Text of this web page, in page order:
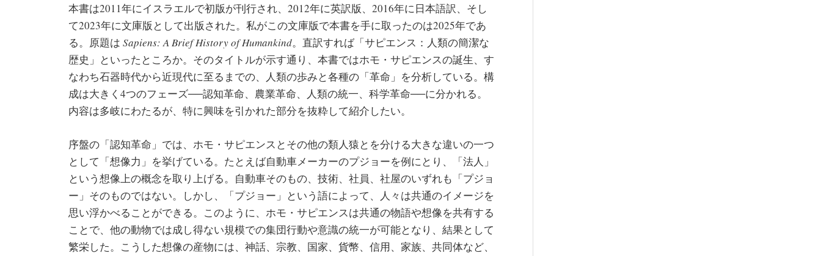
本書は2011年にイスラエルで初版が刊行され、2012年に英訳版、2016年に日本語訳、そし
て2023年に文庫版として出版された。私がこの文庫版で本書を手に取ったのは2025年であ
る。原題は Sapiens: A Brief History of Humankind。直訳すれば「サピエンス：人類の簡潔な
歴史」といったところか。そのタイトルが示す通り、本書ではホモ・サピエンスの誕生、す
なわち石器時代から近現代に至るまでの、人類の歩みと各種の「革命」を分析している。構
成は大きく4つのフェーズ──認知革命、農業革命、人類の統一、科学革命──に分かれる。
内容は多岐にわたるが、特に興味を引かれた部分を抜粋して紹介したい。
序盤の「認知革命」では、ホモ・サピエンスとその他の類人猿とを分ける大きな違いの一つ
として「想像力」を挙げている。たとえば自動車メーカーのプジョーを例にとり、「法人」
という想像上の概念を取り上げる。自動車そのもの、技術、社員、社屋のいずれも「プジョ
ー」そのものではない。しかし、「プジョー」という語によって、人々は共通のイメージを
思い浮かべることができる。このように、ホモ・サピエンスは共通の物語や想像を共有する
ことで、他の動物では成し得ない規模での集団行動や意識の統一が可能となり、結果として
繁栄した。こうした想像の産物には、神話、宗教、国家、貨幣、信用、家族、共同体など、